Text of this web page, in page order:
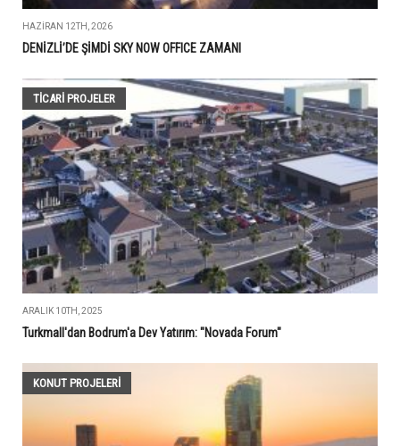
HAZIRAN 12TH, 2026
DENİZLİ’DE ŞİMDİ SKY NOW OFFICE ZAMANI
TİCARİ PROJELER
ARALIK 10TH, 2025
Turkmall'dan Bodrum'a Dev Yatırım: "Novada Forum"
KONUT PROJELERI